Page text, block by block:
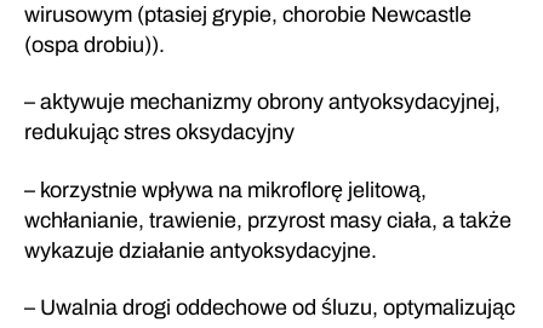
wirusowym (ptasiej grypie, chorobie Newcastle
(ospa drobiu)).
– aktywuje mechanizmy obrony antyoksydacyjnej,
redukując stres oksydacyjny
– korzystnie wpływa na mikroflorę jelitową,
wchłanianie, trawienie, przyrost masy ciała, a także
wykazuje działanie antyoksydacyjne.
– Uwalnia drogi oddechowe od śluzu, optymalizując